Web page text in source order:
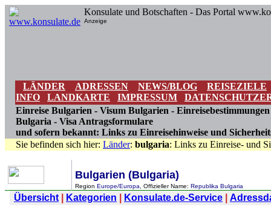
Konsulate und Botschaften - Das Portal
Anzeige
LÄNDER ADRESSEN NEWS/BLOG
REISEZIELE
INFO
LANDKARTE IMPRESSUM
Einreise Bulgarien - Visum Bulgarien -
Bulgaria - Visa Antragsformulare
und sofern bekannt: Links zu Einreisehinweise und
Sie befinden sich hier: Länder: bulgaria: Links zu Einreise- und
Bulgarien (Bulgaria)
Region Europe/Europa , Offizieller Name: Republika Bulgaria
Übersicht Kategorien Konsulate.de-Service